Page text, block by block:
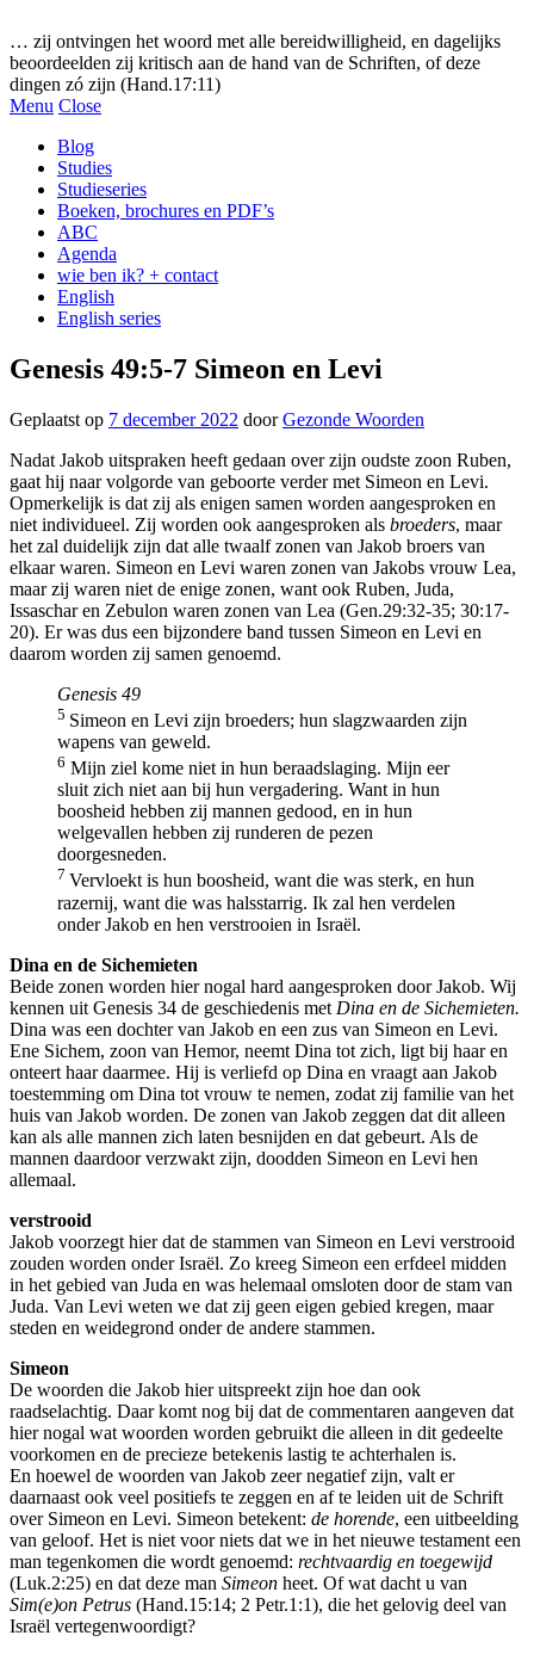
… zij ontvingen het woord met alle bereidwilligheid, en dagelijks
beoordeelden zij kritisch aan de hand van de Schriften, of deze
dingen zó zijn (Hand.17:11)
Menu Close
Blog
Studies
Studieseries
Boeken, brochures en PDF’s
ABC
Agenda
wie ben ik? + contact
English
English series
Genesis 49:5-7 Simeon en Levi
Geplaatst op 7 december 2022 doorGezonde Woorden
Nadat Jakob uitspraken heeft gedaan over zijn oudste zoon Ruben,
gaat hij naar volgorde van geboorte verder met Simeon en Levi.
Opmerkelijk is dat zij als enigen samen worden aangesproken en
niet individueel. Zij worden ook aangesproken als broeders, maar
het zal duidelijk zijn dat alle twaalf zonen van Jakob broers van
elkaar waren. Simeon en Levi waren zonen van Jakobs vrouw Lea,
maar zij waren niet de enige zonen, want ook Ruben, Juda,
Issaschar en Zebulon waren zonen van Lea (Gen.29:32-35; 30:17-
20). Er was dus een bijzondere band tussen Simeon en Levi en
daarom worden zij samen genoemd.
Genesis 49
5 Simeon en Levi zijn broeders; hun slagzwaarden zijn
wapens van geweld.
6 Mijn ziel kome niet in hun beraadslaging. Mijn eer
sluit zich niet aan bij hun vergadering. Want in hun
boosheid hebben zij mannen gedood, en in hun
welgevallen hebben zij runderen de pezen
doorgesneden.
7 Vervloekt is hun boosheid, want die was sterk, en hun
razernij, want die was halsstarrig. Ik zal hen verdelen
onder Jakob en hen verstrooien in Israël.
Dina en de Sichemieten
Beide zonen worden hier nogal hard aangesproken door Jakob. Wij
kennen uit Genesis 34 de geschiedenis met Dina en de Sichemieten.
Dina was een dochter van Jakob en een zus van Simeon en Levi.
Ene Sichem, zoon van Hemor, neemt Dina tot zich, ligt bij haar en
onteert haar daarmee. Hij is verliefd op Dina en vraagt aan Jakob
toestemming om Dina tot vrouw te nemen, zodat zij familie van het
huis van Jakob worden. De zonen van Jakob zeggen dat dit alleen
kan als alle mannen zich laten besnijden en dat gebeurt. Als de
mannen daardoor verzwakt zijn, doodden Simeon en Levi hen
allemaal.
verstrooid
Jakob voorzegt hier dat de stammen van Simeon en Levi verstrooid
zouden worden onder Israël. Zo kreeg Simeon een erfdeel midden
in het gebied van Juda en was helemaal omsloten door de stam van
Juda. Van Levi weten we dat zij geen eigen gebied kregen, maar
steden en weidegrond onder de andere stammen.
Simeon
De woorden die Jakob hier uitspreekt zijn hoe dan ook
raadselachtig. Daar komt nog bij dat de commentaren aangeven dat
hier nogal wat woorden worden gebruikt die alleen in dit gedeelte
voorkomen en de precieze betekenis lastig te achterhalen is.
En hoewel de woorden van Jakob zeer negatief zijn, valt er
daarnaast ook veel positiefs te zeggen en af te leiden uit de Schrift
over Simeon en Levi. Simeon betekent: de horende, een uitbeelding
van geloof. Het is niet voor niets dat we in het nieuwe testament een
man tegenkomen die wordt genoemd: rechtvaardig en toegewijd
(Luk.2:25) en dat deze man Simeon heet. Of wat dacht u van
Sim(e)on Petrus (Hand.15:14; 2 Petr.1:1), die het gelovig deel van
Israël vertegenwoordigt?